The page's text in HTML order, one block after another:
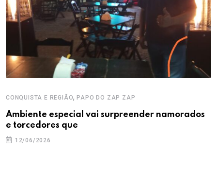
CONQUISTA E REGIÃO,PAPO DO ZAP ZAP
Ambiente especial vai surpreender namorados
e torcedores que
12/06/2026